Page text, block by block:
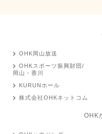
OHK岡山放送
OHKスポーツ振興財団/
岡山・香川
KURUNホール
株式会社OHKネットコム
OHK